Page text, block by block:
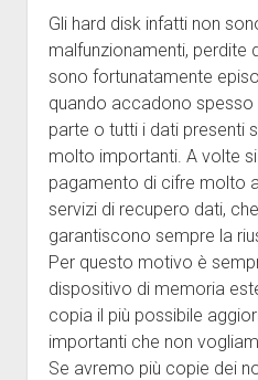
Gli hard disk infatti non
malfunzionamenti, perdite
sono fortunatamente
quando accadono
parte o tutti i dati presenti
molto importanti. A volte
pagamento di cifre molto
servizi di recupero dati,
garantiscono sempre la
Per questo motivo è
dispositivo di memoria
copia il più possibile
importanti che non
Se avremo più copie dei